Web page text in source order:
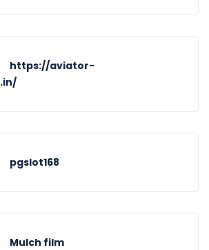
https://aviator-
pgslot168
Mulch film